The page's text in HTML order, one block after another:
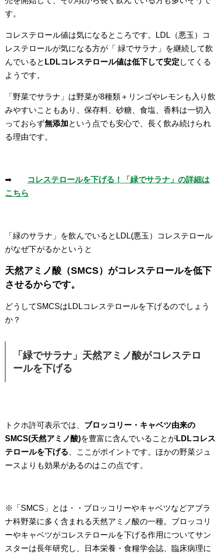
す。
コレステロール値は気になるところです。LDL（悪玉）コ
レステロールが気になる方が「 緑でサラナ」を継続して飲
んでいると LDLコレステロール値は低下して安定 してくる
ようです。
「野菜でサラナ」は野菜が8種類＋リンゴやレモンも入り飲
みやすいこともあり、保存料、砂糖、食塩、香料は一切入
っておらず無添加という点でも安心で、長く飲み続けられ
る理由です。
➡
コレステロールを下げる！「緑でサラナ」の詳細は
こちら
「緑のサラナ」を飲んでいるとLDL(悪玉）コレステロール
がなぜ下がるかというと
天然アミノ酸（SMCS）がコレステロールを低下
させるからです。
どうしてSMCSはLDLコレステロールを下げるのでしょう
か？
「緑でサラナ」天然アミノ酸がコレステロ
ールを下げる
トクホ許可表示では、 ブロッコリー・キャベツ由来の
SMCS(天然アミノ酸)を豊富に含んでいることがLDLコレス
テロールを下げる 、ここがポイントです。ほかの野菜ジュ
ースよりも効果があるのはこの点です。
※「SMCS」とは・・ブロッコリーやキャベツなどアブラ
ナ科野菜に多く含まれる天然アミノ酸の一種。ブロッコリ
ーやキャベツがコレステロールを下げる作用についてサン
スターは長年研究し、日本栄養・食糧学会誌、臨床病理に